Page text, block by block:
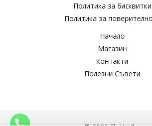
Политика за бисквитки​
Политика за
Начало
Магазин
Контакти
Полезни Съвети